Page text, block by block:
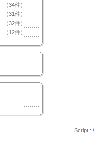
（34件）
（31件）
（32件）
（12件）
Script :